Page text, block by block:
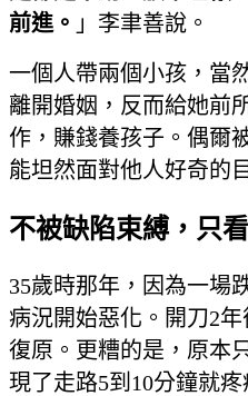
前進。 」李聿善說。
一個人帶兩個小孩，當
離開婚姻，反而給她前
作，賺錢養孩子。偶爾
能坦然面對他人好奇的
不被缺陷束縛，只
35歲時那年，因為一場
病況開始惡化。開刀2
復原。更糟的是，原本
現了走路5到10分鐘就